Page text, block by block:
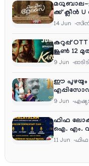
മധുബാല-
ക്ക് ക്ലീൻ
റിലീസ്
14 Jun
കറുപ്പ് OTT
ജൂൺ 12
9 Jun
ഈ പുഴയും
തിങ്കൾ
9 Jun
ഫിഫ
ഐ. എം.
വരെ
11 Jun